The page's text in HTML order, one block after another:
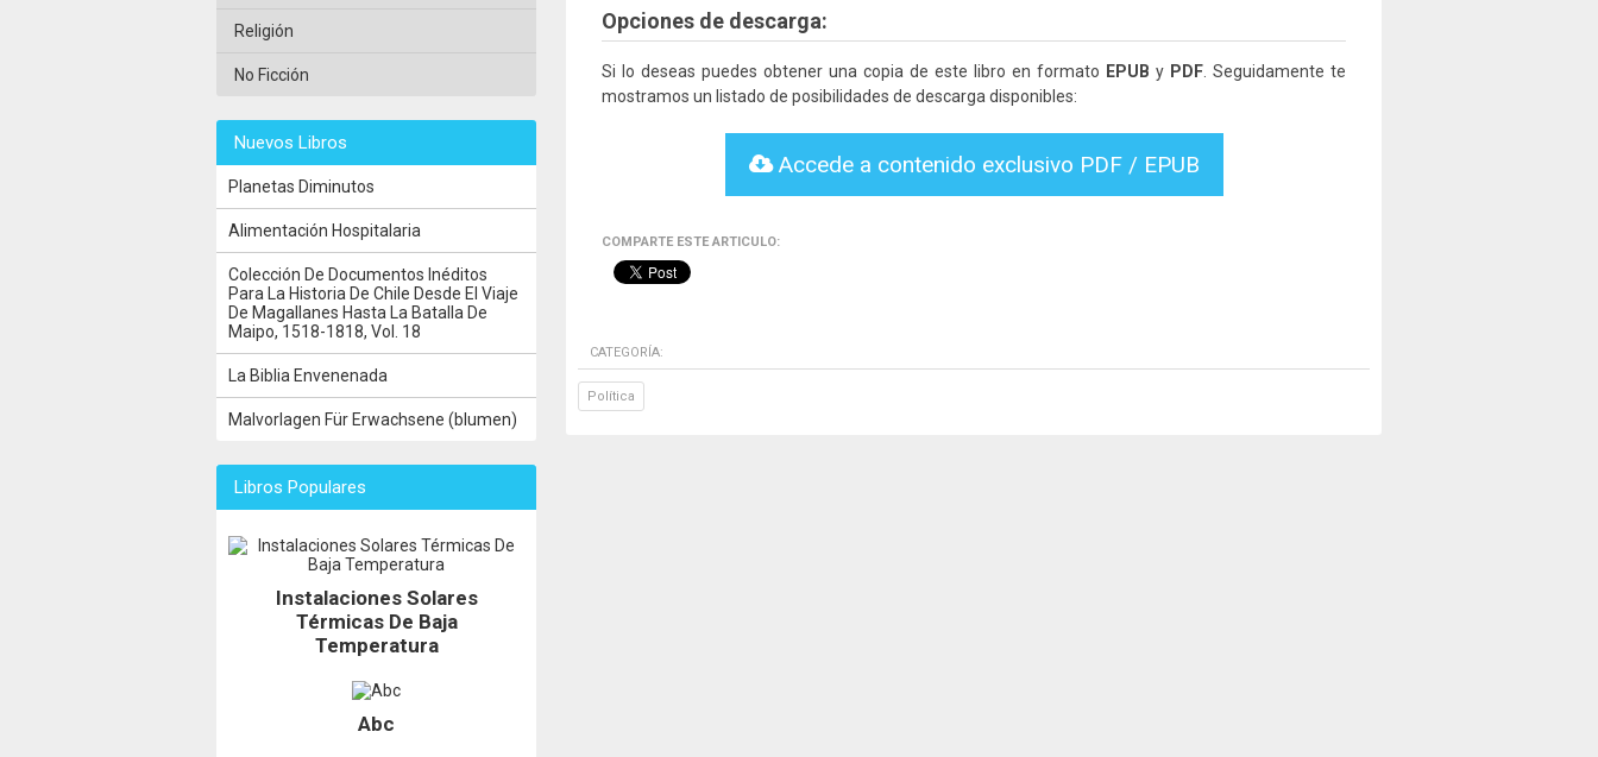
Opciones de descarga:
Si lo deseas puedes obtener una copia de este libro en formato EPUB y PDF . Seguidamente te
mostramos un listado de posibilidades de descarga disponibles:
Accede a contenido exclusivo PDF / EPUB
COMPARTE ESTE ARTICULO:
CATEGORÍA:
Política
Religión
No Ficción
Nuevos Libros
Planetas Diminutos
Alimentación Hospitalaria
Colección De Documentos Inéditos
Para La Historia De Chile Desde El Viaje
De Magallanes Hasta La Batalla De
Maipo, 1518-1818, Vol. 18
La Biblia Envenenada
Malvorlagen Für Erwachsene (blumen)
Libros Populares
Instalaciones Solares
Térmicas De Baja
Temperatura
Abc